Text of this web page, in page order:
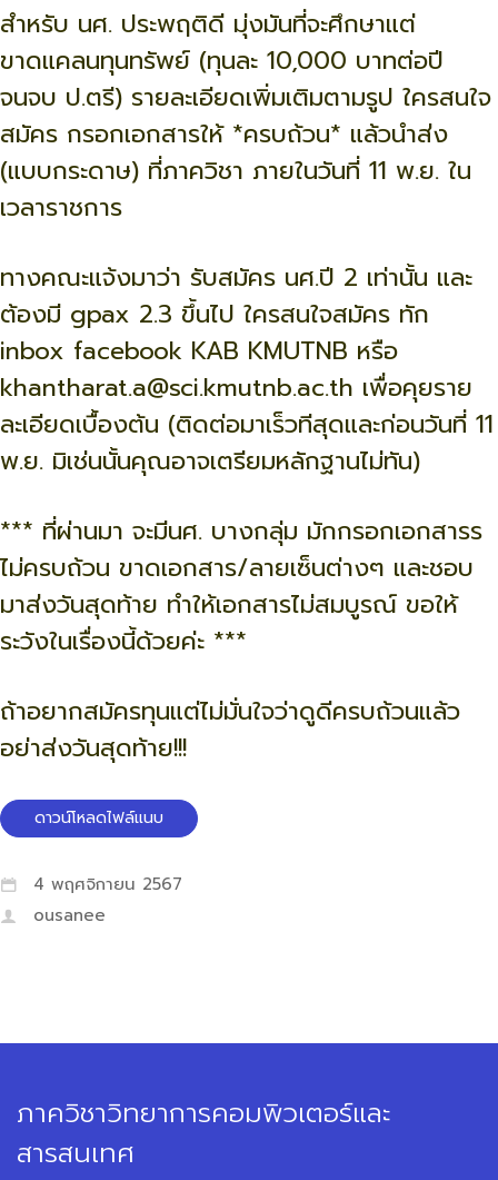
สำหรับ นศ. ประพฤติดี มุ่งมันที่จะศึกษาแต่
ขาดแคลนทุนทรัพย์ (ทุนละ 10,000 บาทต่อปี
จนจบ ป.ตรี) รายละเอียดเพิ่มเติมตามรูป ใครสนใจ
สมัคร กรอกเอกสารให้ *ครบถ้วน* แล้วนำส่ง
(แบบกระดาษ) ที่ภาควิชา ภายในวันที่ 11 พ.ย. ใน
เวลาราชการ
ทางคณะแจ้งมาว่า รับสมัคร นศ.ปี 2 เท่านั้น และ
ต้องมี gpax 2.3 ขึ้นไป ใครสนใจสมัคร ทัก
inbox facebook KAB KMUTNB หรือ
khantharat.a@sci.kmutnb.ac.th เพื่อคุยราย
ละเอียดเบื้องต้น (ติดต่อมาเร็วทีสุดและก่อนวันที่ 11
พ.ย. มิเช่นนั้นคุณอาจเตรียมหลักฐานไม่ทัน)
*** ที่ผ่านมา จะมีนศ. บางกลุ่ม มักกรอกเอกสารร
ไม่ครบถ้วน ขาดเอกสาร/ลายเซ็นต่างๆ และชอบ
มาส่งวันสุดท้าย ทำให้เอกสารไม่สมบูรณ์ ขอให้
ระวังในเรื่องนี้ด้วยค่ะ ***
ถ้าอยากสมัครทุนแต่ไม่มั่นใจว่าดูดีครบถ้วนแล้ว
อย่าส่งวันสุดท้าย!!!
ดาวน์โหลดไฟล์แนบ
4 พฤศจิกายน 2567
ousanee
ภาควิชาวิทยาการคอมพิวเตอร์และ
สารสนเทศ